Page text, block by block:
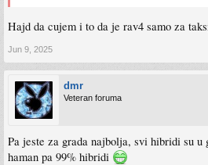
Hajd da cujem i to da je rav4 samo za
Jun 9, 2025
dmr
Veteran foruma
Pa jeste za grada najbolja, svi hibridi su u
haman pa 99% hibridi